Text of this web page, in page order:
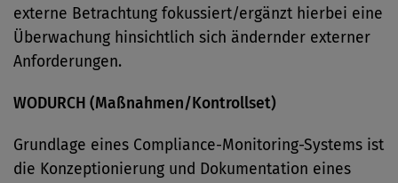
externe Betrachtung fokussiert/ergänzt hierbei eine
Überwachung hinsichtlich sich ändernder externer
Anforderungen.
WODURCH (Maßnahmen/Kontrollset)
Grundlage eines Compliance-Monitoring-Systems ist
die Konzeptionierung und Dokumentation eines